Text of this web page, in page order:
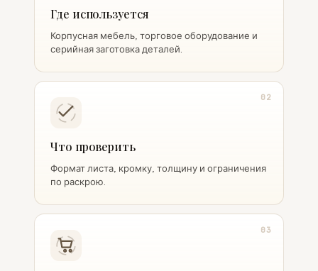
Где используется
Корпусная мебель, торговое оборудование и
серийная заготовка деталей.
02
Что проверить
Формат листа, кромку, толщину и ограничения
по раскрою.
03